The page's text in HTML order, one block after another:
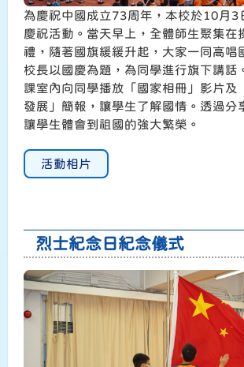
為慶祝中國成立73周年，本校於10月3
慶祝活動。當天早上，全體師生聚集在
禮，隨著國旗緩緩升起，大家一同高唱
校長以國慶為題，為同學進行旗下講話
課室內向同學播放「國家相冊」影片及
發展」簡報，讓學生了解國情。透過分
讓學生體會到祖國的強大繁榮。
活動相片
烈士紀念日紀念儀式